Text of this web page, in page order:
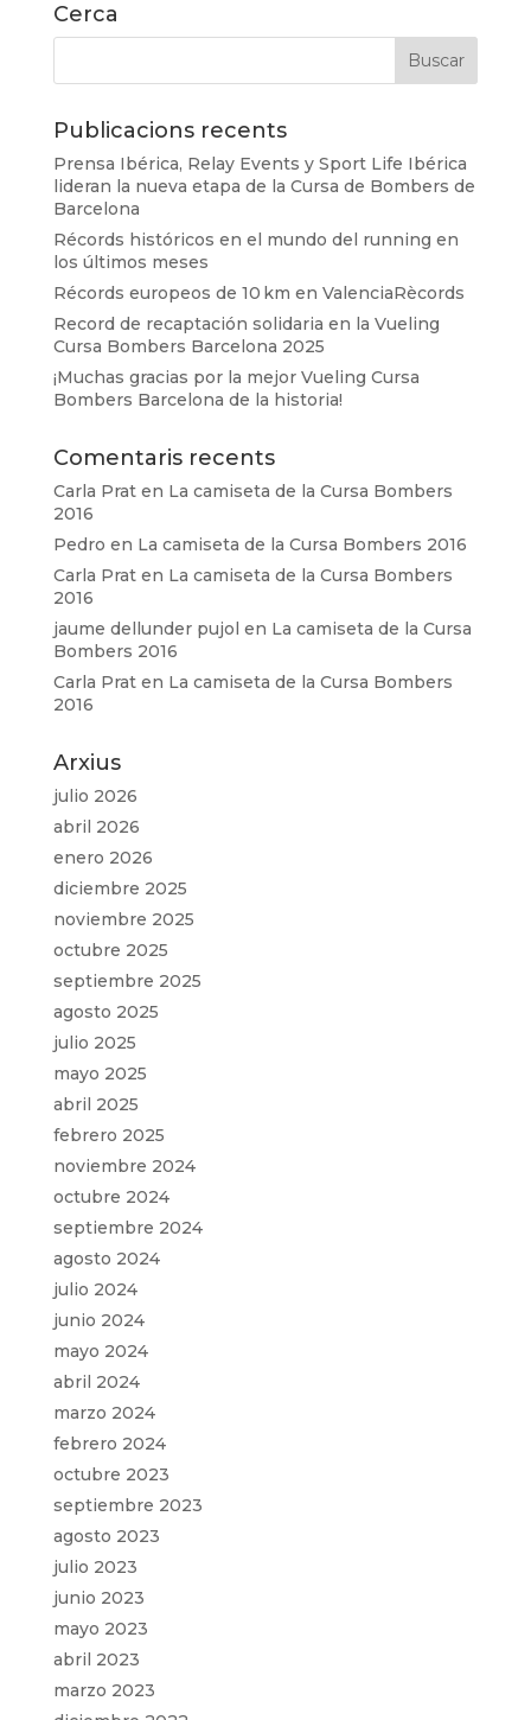
Cerca
Publicacions recents
Prensa Ibérica, Relay Events y Sport Life Ibérica
lideran la nueva etapa de la Cursa de Bombers de
Barcelona
Récords históricos en el mundo del running en
los últimos meses
Récords europeos de 10 km en ValenciaRècords
Record de recaptación solidaria en la Vueling
Cursa Bombers Barcelona 2025
¡Muchas gracias por la mejor Vueling Cursa
Bombers Barcelona de la historia!
Comentaris recents
Carla Praten La camiseta de la Cursa Bombers
2016
Pedro en La camiseta de la Cursa Bombers 2016
Carla Praten La camiseta de la Cursa Bombers
2016
jaume dellunder pujol en La camiseta de la Cursa
Bombers 2016
Carla Praten La camiseta de la Cursa Bombers
2016
Arxius
julio 2026
abril 2026
enero 2026
diciembre 2025
noviembre 2025
octubre 2025
septiembre 2025
agosto 2025
julio 2025
mayo 2025
abril 2025
febrero 2025
noviembre 2024
octubre 2024
septiembre 2024
agosto 2024
julio 2024
junio 2024
mayo 2024
abril 2024
marzo 2024
febrero 2024
octubre 2023
septiembre 2023
agosto 2023
julio 2023
junio 2023
mayo 2023
abril 2023
marzo 2023